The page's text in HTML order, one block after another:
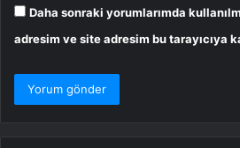
Daha sonraki yorumlarımda
adresim ve site adresim bu tarayıcıya